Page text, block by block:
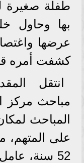
طفلة صغيرة
بها وحاول
عرضها
كشفت أمره
انتقل
مباحث مركز
المباحث
على
52 سنة،